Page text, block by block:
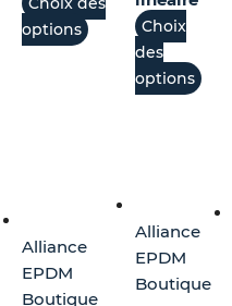
options
Choix
des
options
Alliance
EPDM
Boutique
Alliance
EPDM
Boutique